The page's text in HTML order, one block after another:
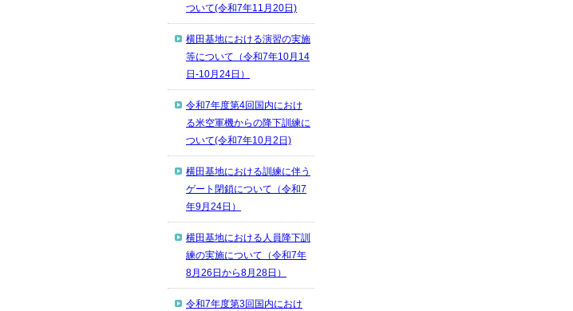
ついて(令和7年11月20日)
横田基地における演習の実施
等について（令和7年10月14
日-10月24日）
令和7年度第4回国内におけ
る米空軍機からの降下訓練に
ついて(令和7年10月2日)
横田基地における訓練に伴う
ゲート閉鎖について（令和7
年9月24日）
横田基地における人員降下訓
練の実施について（令和7年
8月26日から8月28日）
令和7年度第3回国内におけ